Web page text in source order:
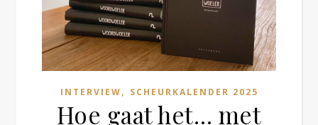
INTERVIEW, SCHEURKALENDER 2025
Hoe gaat het… met